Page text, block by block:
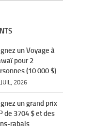
un Voyage à
pour 2
(10 000 $)
2026
un grand prix
de 3704 $ et des
rabais